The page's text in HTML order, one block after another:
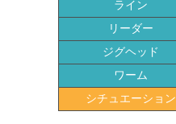
ライン
リーダー
ジグヘッド
ワーム
シチュエーション